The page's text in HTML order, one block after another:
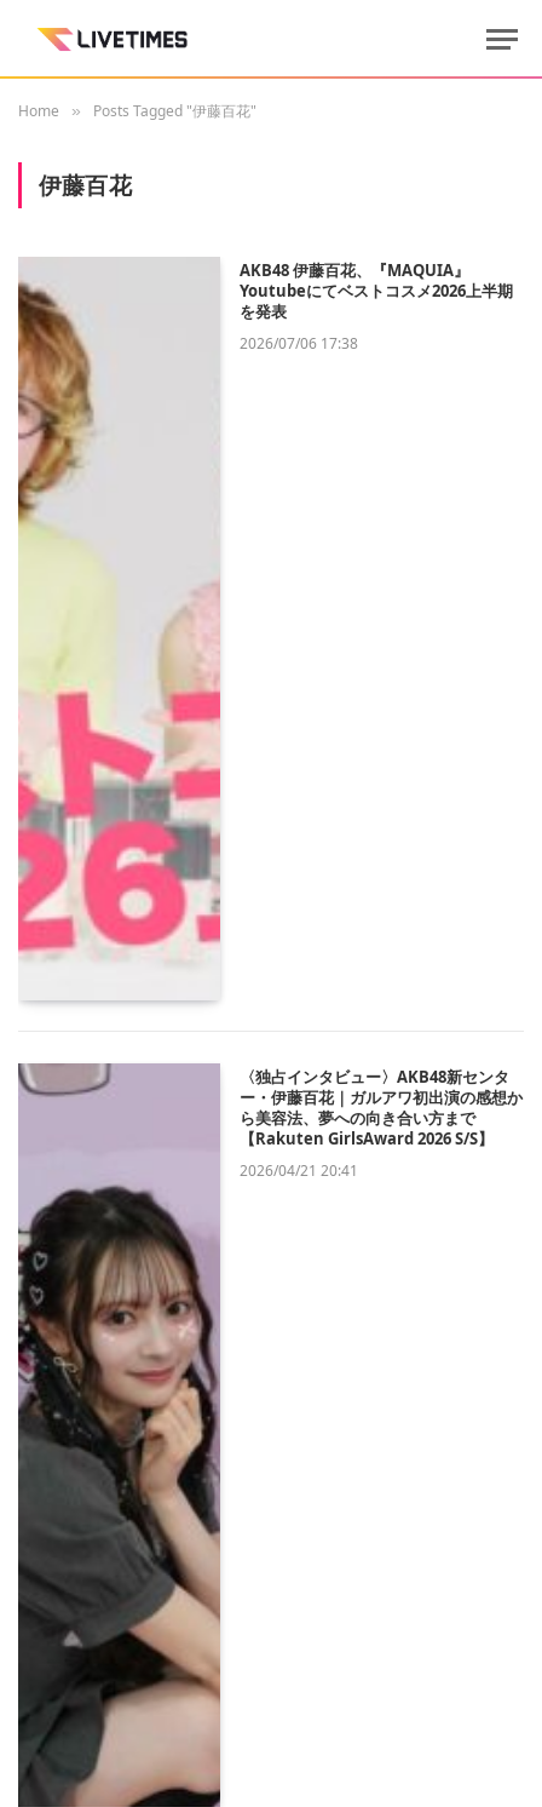
Home » Posts Tagged "伊藤百花"
伊藤百花
AKB48 伊藤百花、『MAQUIA』
Youtubeにてベストコスメ2026上半期
を発表
2026/07/06 17:38
〈独占インタビュー〉AKB48新センタ
ー・伊藤百花｜ガルアワ初出演の感想か
ら美容法、夢への向き合い方まで
【Rakuten GirlsAward 2026 S/S】
2026/04/21 20:41